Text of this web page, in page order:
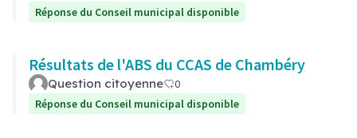
Réponse du Conseil municipal disponible
Résultats de l'ABS du CCAS de Chambéry
Question citoyenne
0
Réponse du Conseil municipal disponible